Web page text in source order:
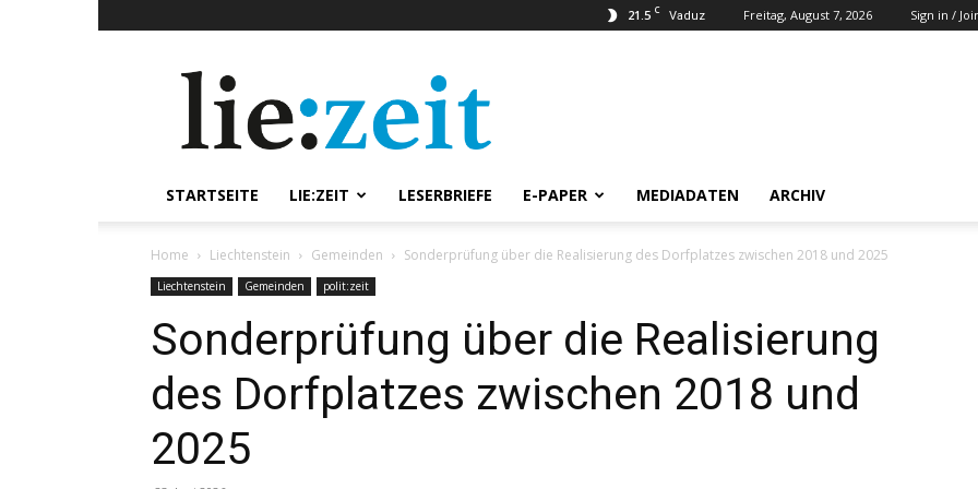
21.5 C Vaduz Freitag, August 7, 2026 Sign in /
STARTSEITE LIE:ZEIT LESERBRIEFE E-PAPER MEDIADATEN ARCHIV
Home Liechtenstein Gemeinden Sonderprüfung über die Realisierung des Dorfplatzes zwischen 2018 und 2025
Liechtenstein Gemeinden polit:zeit
Sonderprüfung über die Realisierung
des Dorfplatzes zwischen 2018 und
2025